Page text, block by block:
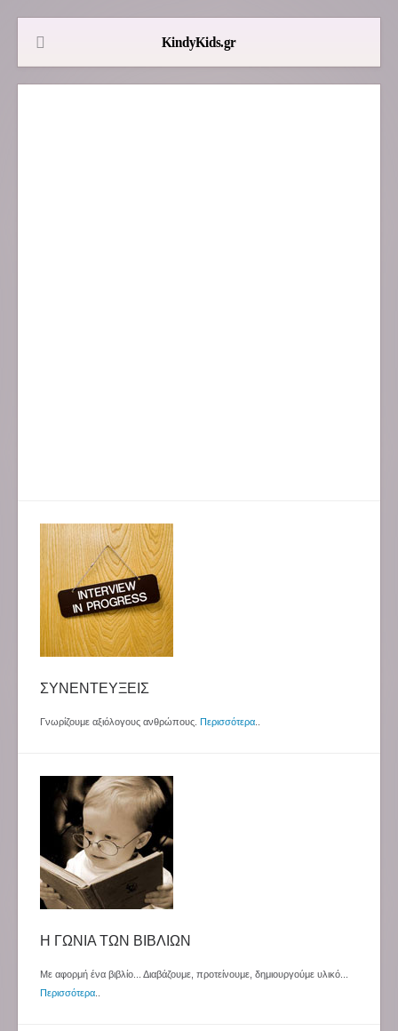
ΣΥΝΕΝΤΕΥΞΕΙΣ
Γνωρίζουμε αξιόλογους ανθρώπους. Περισσότερα
Η ΓΩΝΙΑ ΤΩΝ ΒΙΒΛΙΩΝ
Με αφορμή ένα βιβλίο... Διαβάζουμε, προτείνουμε, δημιουργούμε υλικό...
Περισσότερα